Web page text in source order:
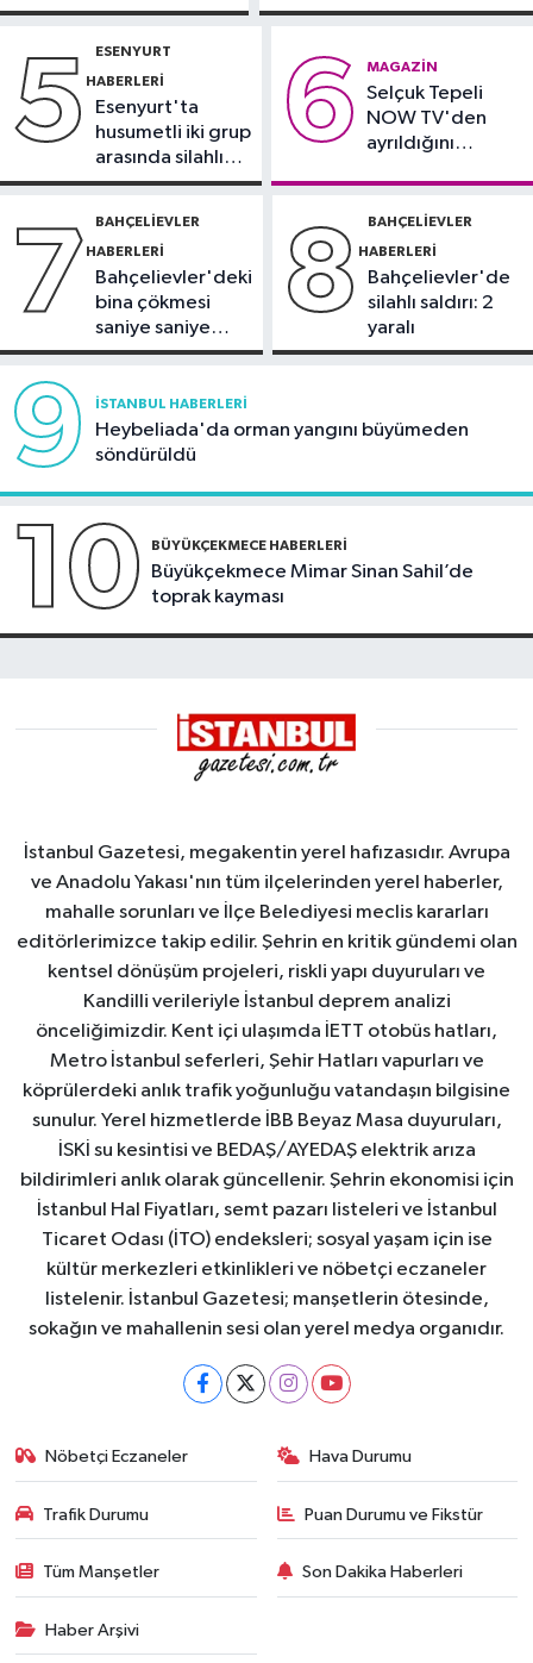
buluşturuyor
demeyin, önlemini alın
kaza: Sürücü
yoğun bakımda
5 ESENYURT
HABERLERI
Esenyurt'ta
husumetli iki grup
arasında silahlı
kavga
6 MAGAZIN
Selçuk Tepeli
NOW TV'den
ayrıldığını
7 BAHÇELIEVLER
HABERLERI
Bahçelievler'deki
bina çökmesi
saniye saniye
görüntülendi
8 BAHÇELIEVLER
HABERLERI
Bahçelievler'de
silahlı saldırı: 2
yaralı
9 İSTANBUL HABERLERI
Heybeliada'da orman yangını büyümeden
söndürüldü
10 BÜYÜKÇEKMECE HABERLERI
Büyükçekmece Mimar Sinan Sahil’de
toprak kayması
İstanbul Gazetesi, megakentin yerel hafızasıdır. Avrupa
ve Anadolu Yakası'nın tüm ilçelerinden yerel haberler,
mahalle sorunları ve İlçe Belediyesi meclis kararları
editörlerimizce takip edilir. Şehrin en kritik gündemi olan
kentsel dönüşüm projeleri, riskli yapı duyuruları ve
Kandilli verileriyle İstanbul deprem analizi
önceliğimizdir. Kent içi ulaşımda İETT otobüs hatları,
Metro İstanbul seferleri, Şehir Hatları vapurları ve
köprülerdeki anlık trafik yoğunluğu vatandaşın bilgisine
sunulur. Yerel hizmetlerde İBB Beyaz Masa duyuruları,
İSKİ su kesintisi ve BEDAŞ/AYEDAŞ elektrik arıza
bildirimleri anlık olarak güncellenir. Şehrin ekonomisi için
İstanbul Hal Fiyatları, semt pazarı listeleri ve İstanbul
Ticaret Odası (İTO) endeksleri; sosyal yaşam için ise
kültür merkezleri etkinlikleri ve nöbetçi eczaneler
listelenir. İstanbul Gazetesi; manşetlerin ötesinde,
sokağın ve mahallenin sesi olan yerel medya organıdır.
Nöbetçi Eczaneler Hava Durumu
Trafik Durumu Puan Durumu ve Fikstür
Tüm Manşetler Son Dakika Haberleri
Haber Arşivi